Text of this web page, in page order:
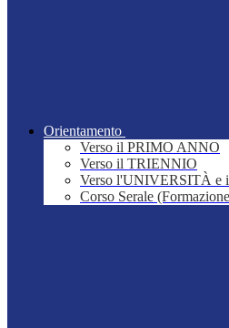
Orientamento
Verso il PRIMO ANNO
Verso il TRIENNIO
Verso l'UNIVERSITÀ
Corso Serale